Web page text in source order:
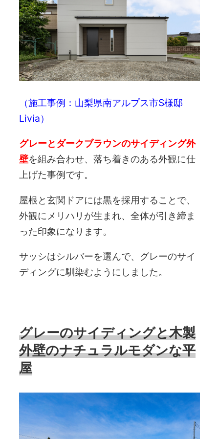
（施工事例：山梨県南アルプス市S様邸
Livia）
グレーとダークブラウンのサイディング外
壁を組み合わせ、落ち着きのある外観に仕
上げた事例です。
屋根と玄関ドアには黒を採用することで、
外観にメリハリが生まれ、全体が引き締ま
った印象になります。
サッシはシルバーを選んで、グレーのサイ
ディングに馴染むようにしました。
グレーのサイディングと木製
外壁のナチュラルモダンな平
屋